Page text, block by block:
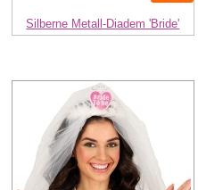
Silberne Metall-Diadem 'Bride'